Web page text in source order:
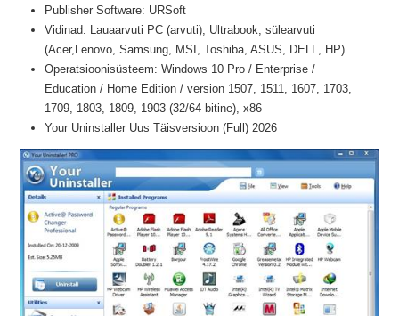
Publisher Software: URSoft
Vidinad: Lauaarvuti PC (arvuti), Ultrabook, sülearvuti
(Acer,Lenovo, Samsung, MSI, Toshiba, ASUS, DELL, HP)
Operatsioonisüsteem: Windows 10 Pro / Enterprise /
Education / Home Edition / version 1507, 1511, 1607, 1703,
1709, 1803, 1809, 1903 (32/64 bitine), x86
Your Uninstaller Uus Täisversioon (Full) 2026